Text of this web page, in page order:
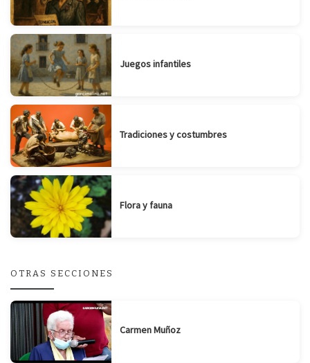
Juegos infantiles
Tradiciones y costumbres
Flora y fauna
OTRAS SECCIONES
Carmen Muñoz